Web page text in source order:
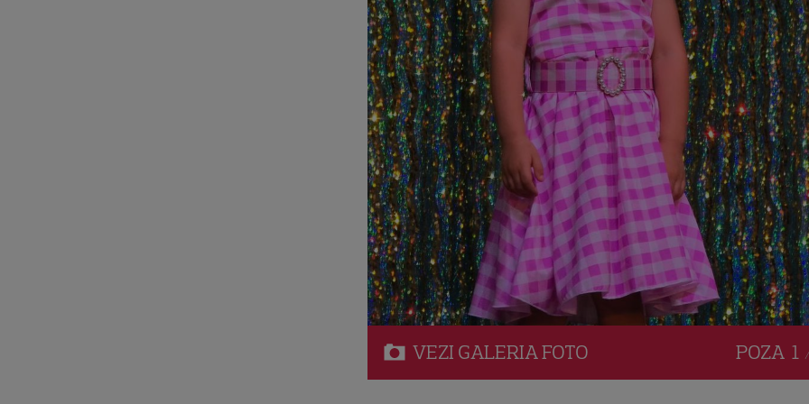
VEZI GALERIAFOTO POZA 1